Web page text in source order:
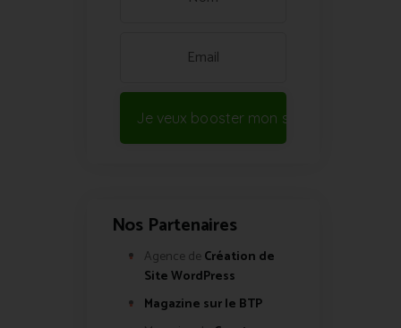
Je veux booster mon site !
Nos Partenaires
Agence de Création de
Site WordPress
Magazine sur le BTP